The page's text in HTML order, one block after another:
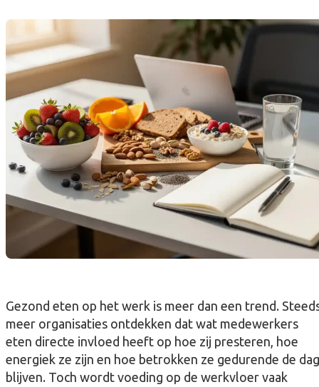
Gezond eten op het werk is meer dan een trend.
meer organisaties ontdekken dat wat medewerkers
eten directe invloed heeft op hoe zij presteren, hoe
energiek ze zijn en hoe betrokken ze gedurende de dag
blijven. Toch wordt voeding op de werkvloer vaak